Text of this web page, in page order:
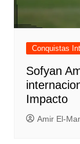
Conquistas
Sofyan
Impacto
Amir El-